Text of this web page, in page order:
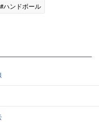
#ハンドボール